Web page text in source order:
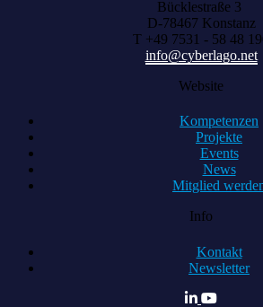
Bücklestraße 3
D-78467 Konstanz
T +49 7531 - 58 48
info@cyberlago.net
Website
Kompetenzen
Projekte
Events
News
Mitglied
Info
Kontakt
Newsletter